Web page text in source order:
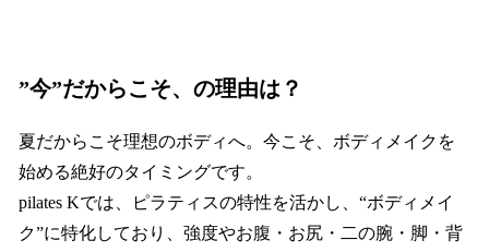
”今”だからこそ、の理由は？
夏だからこそ理想のボディへ。今こそ、ボディメイクを
始める絶好のタイミングです。
pilates Kでは、ピラティスの特性を活かし、“ボディメイ
ク”に特化しており、強度やお腹・お尻・二の腕・脚・背